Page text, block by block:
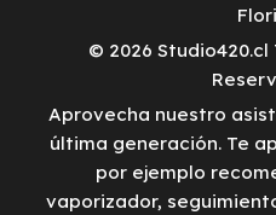
© 2026
Aprovecha nuestro
última generación. Te
por ejemplo
vaporizador,